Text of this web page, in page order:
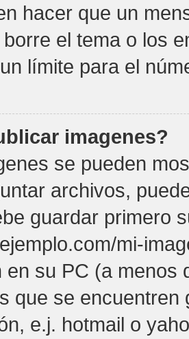
hacer que un
el tema o los
límite para el
imagenes?
se pueden
archivos,
guardar primero
mi-
en su PC (a menos
que se
e.j. hotmail o